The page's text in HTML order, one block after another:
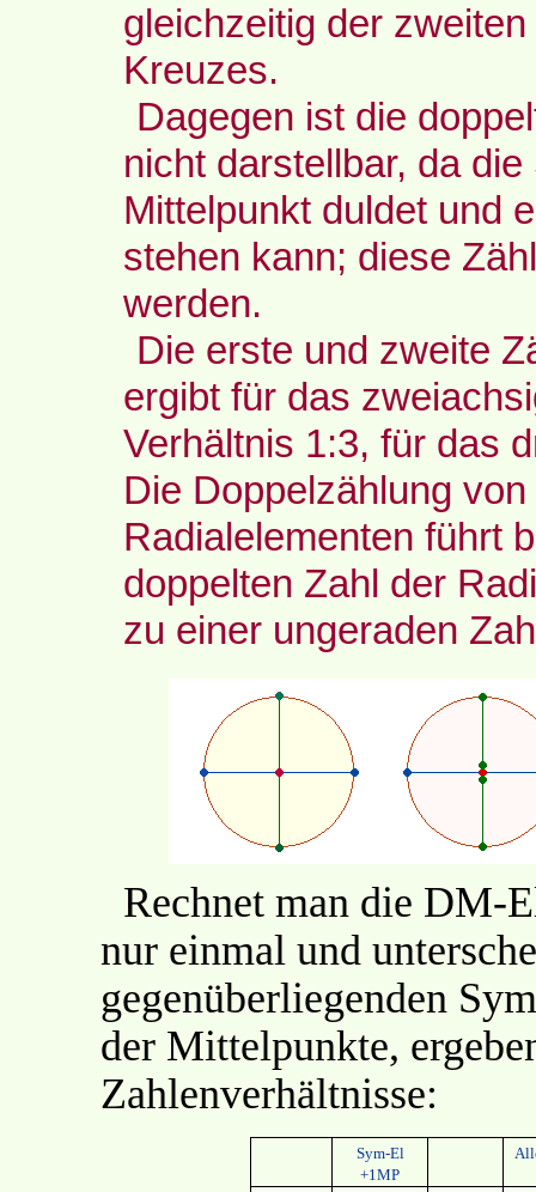
gleichzeitig der
Kreuzes.
Dagegen ist die
nicht darstellbar, da
Mittelpunkt duldet und
stehen kann; diese
werden.
Die erste und zweite
ergibt für das
Verhältnis 1:3, für das
Die Doppelzählung
Radialelementen führt
doppelten Zahl der
zu einer ungeraden
Rechnet man die DM-
nur einmal und
gegenüberliegenden
der Mittelpunkte,
Zahlenverhältnisse:
Sym-El
+1MP